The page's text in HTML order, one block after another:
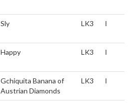
Sly LK3 I
Happy LK3 I
Gchiquita Banana of
Austrian Diamonds
LK3 I